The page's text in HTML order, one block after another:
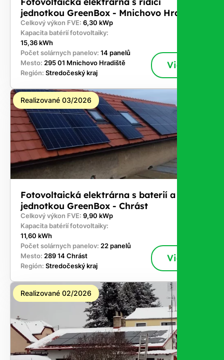
jednotkou GreenBox - Mnichovo Hradiště
Celkový výkon FVE: 6,30 kWp
Kapacita batérií fotovoltaiky:
15,36 kWh
Počet solárnych panelov: 14 panelů
Mesto: 295 01 Mnichovo Hradiště
Región: Stredočeský kraj
Viac
Realizované 03/2026
Fotovoltaická elektrárna s baterií a řídicí
jednotkou GreenBox - Chrást
Celkový výkon FVE: 9,90 kWp
Kapacita batérií fotovoltaiky:
11,60 kWh
Počet solárnych panelov: 22 panelů
Mesto: 289 14 Chrást
Región: Stredočeský kraj
Viac
Realizované 02/2026